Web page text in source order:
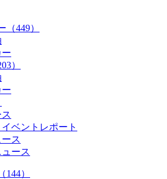
449）
）
ベントレポート
ス
ース
）